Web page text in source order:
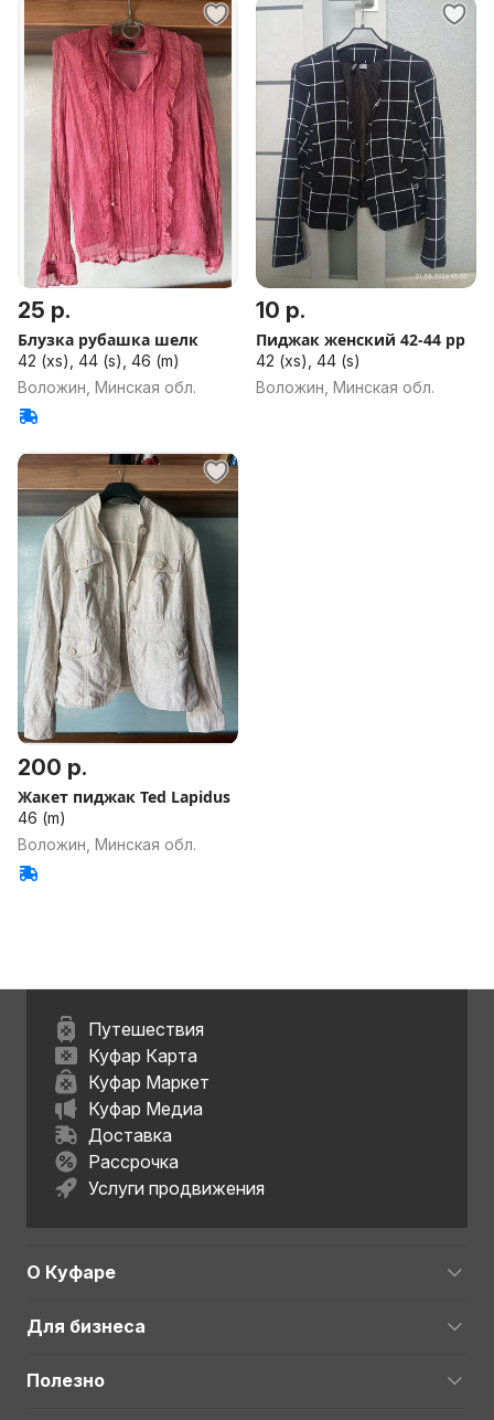
25 р.
Блузка рубашка шелк
42 (xs), 44 (s), 46 (m)
Воложин, Минская обл.
10 р.
Пиджак женский 42-44 рр
42 (xs), 44 (s)
Воложин, Минская обл.
200 р.
Жакет пиджак Ted Lapidus
46 (m)
Воложин, Минская обл.
Путешествия
Куфар Карта
Куфар Маркет
Куфар Медиа
Доставка
Рассрочка
Услуги продвижения
О Куфаре
Для бизнеса
Полезно